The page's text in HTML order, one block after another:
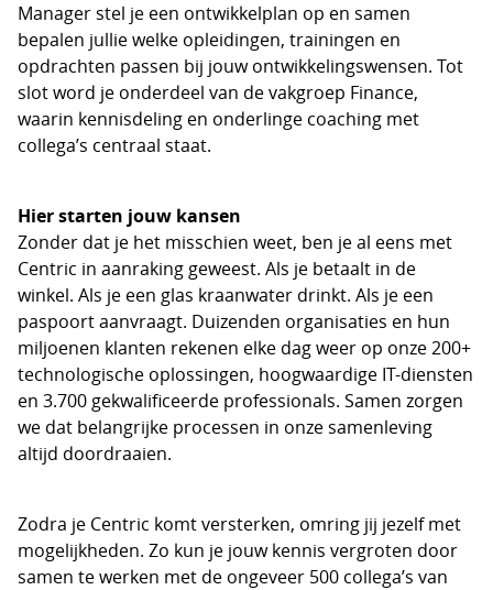
Manager stel je een ontwikkelplan op en samen
bepalen jullie welke opleidingen, trainingen en
opdrachten passen bij jouw ontwikkelingswensen. Tot
slot word je onderdeel van de vakgroep Finance,
waarin kennisdeling en onderlinge coaching met
collega’s centraal staat.
Hier starten jouw kansen
Zonder dat je het misschien weet, ben je al eens met
Centric in aanraking geweest. Als je betaalt in de
winkel. Als je een glas kraanwater drinkt. Als je een
paspoort aanvraagt. Duizenden organisaties en hun
miljoenen klanten rekenen elke dag weer op onze 200+
technologische oplossingen, hoogwaardige IT-diensten
en 3.700 gekwalificeerde professionals. Samen zorgen
we dat belangrijke processen in onze samenleving
altijd doordraaien.
Zodra je Centric komt versterken, omring jij jezelf met
mogelijkheden. Zo kun je jouw kennis vergroten door
samen te werken met de ongeveer 500 collega’s van